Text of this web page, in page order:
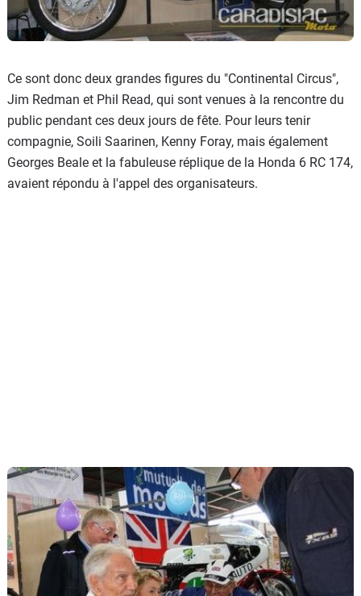
Ce sont donc deux grandes figures du "Continental Circus",
Jim Redman et Phil Read, qui sont venues à la rencontre du
public pendant ces deux jours de fête. Pour leurs tenir
compagnie, Soili Saarinen, Kenny Foray, mais également
Georges Beale et la fabuleuse réplique de la Honda 6 RC 174,
avaient répondu à l'appel des organisateurs.